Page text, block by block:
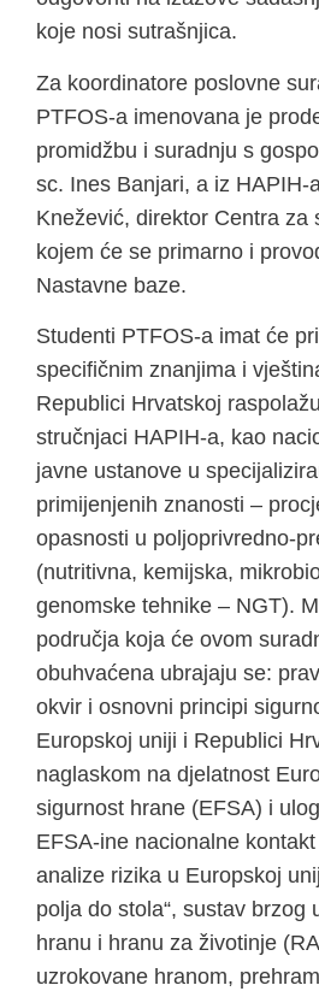
koje nosi sutrašnjica.
Za koordinatore poslovne
PTFOS-a imenovana je
promidžbu i suradnju s
sc. Ines Banjari, a iz HAPIH-
Knežević, direktor Centra za
kojem će se primarno i
Nastavne baze.
Studenti PTFOS-a imat će
specifičnim znanjima i
Republici Hrvatskoj
stručnjaci HAPIH-a, kao
javne ustanove u
primijenjenih znanosti –
opasnosti u poljoprivredno-
(nutritivna, kemijska,
genomske tehnike – NGT).
područja koja će ovom
obuhvaćena ubrajaju se:
okvir i osnovni principi
Europskoj uniji i Republici
naglaskom na djelatnost
sigurnost hrane (EFSA) i
EFSA-ine nacionalne
analize rizika u Europskoj
polja do stola“, sustav brzog
hranu i hranu za životinje
uzrokovane hranom,